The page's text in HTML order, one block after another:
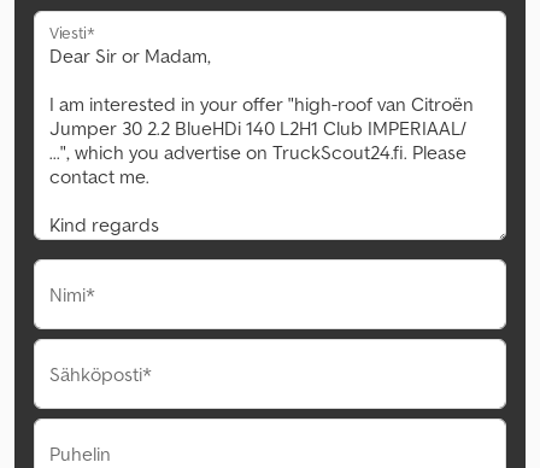
Viesti*
Nimi*
Sähköposti*
Puhelin